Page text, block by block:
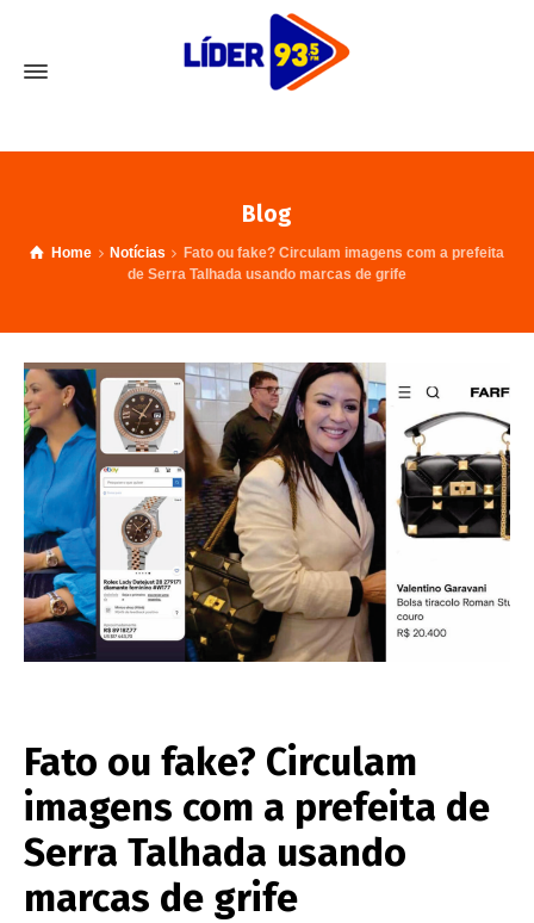
Blog
Home Notícias
Fato ou fake? Circulam imagens com a prefeita
de Serra Talhada usando marcas de grife
Fato ou fake? Circulam
imagens com a prefeita de
Serra Talhada usando
marcas de grife